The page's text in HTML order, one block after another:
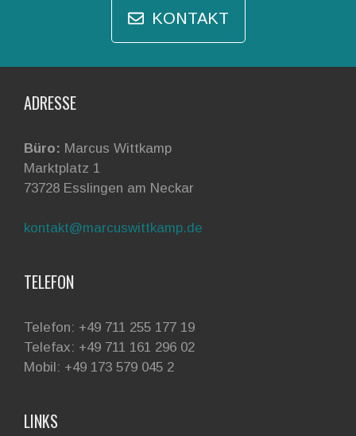
KONTAKT
ADRESSE
Büro: Marcus Wittkamp
Marktplatz 1
73728 Esslingen am Neckar
kontakt@marcuswittkamp.de
TELEFON
Telefon: +49 711 255 177 19
Telefax: +49 711 161 296 02
Mobil: +49 173 579 045 2
LINKS